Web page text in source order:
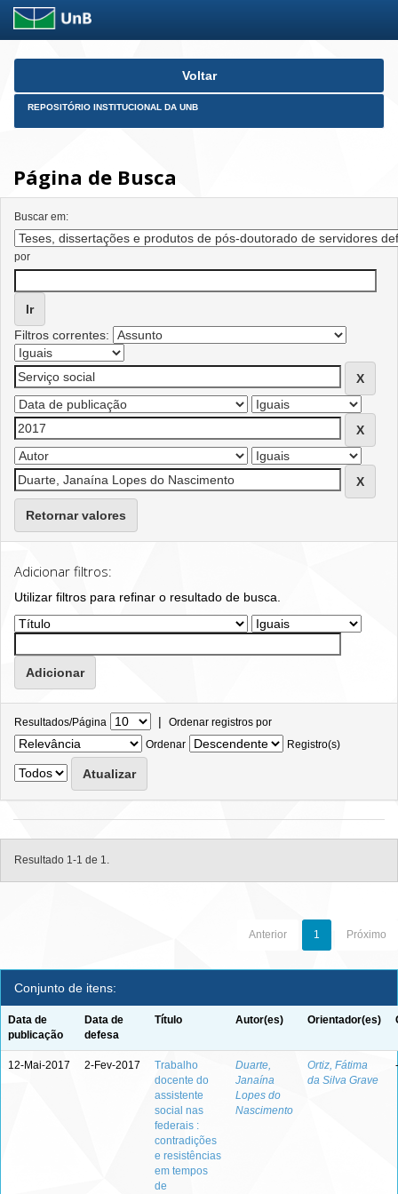
Skip
Voltar
REPOSITÓRIO INSTITUCIONAL DA UNB
Página de Busca
Buscar em:
por
Filtros correntes:
Retornar valores
Adicionar filtros:
Utilizar filtros para refinar o resultado de busca.
Resultados/Página | Ordenar registros por
Ordenar
Registro(s)
Resultado 1-1 de 1.
Anterior 1 Próximo
Conjunto de itens:
Data de
publicação
Data de
defesa
Título Autor(es) Orientador(es)
12-Mai-2017 2-Fev-2017
Trabalho
docente do
assistente
social nas
federais :
contradições
e resistências
em tempos
de
Duarte,
Janaína
Lopes do
Nascimento
Ortiz, Fátima
da Silva Grave
-